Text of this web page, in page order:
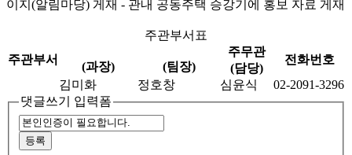
이지(알림마당) 게재 - 관내 공동주택 승강기에 홍보 자료 게재
주관부서표
주관부서
(과장) (팀장)
주무관
(담당)
전화번호
김미화
정호창 심윤식
02-2091-3296
댓글쓰기 입력폼